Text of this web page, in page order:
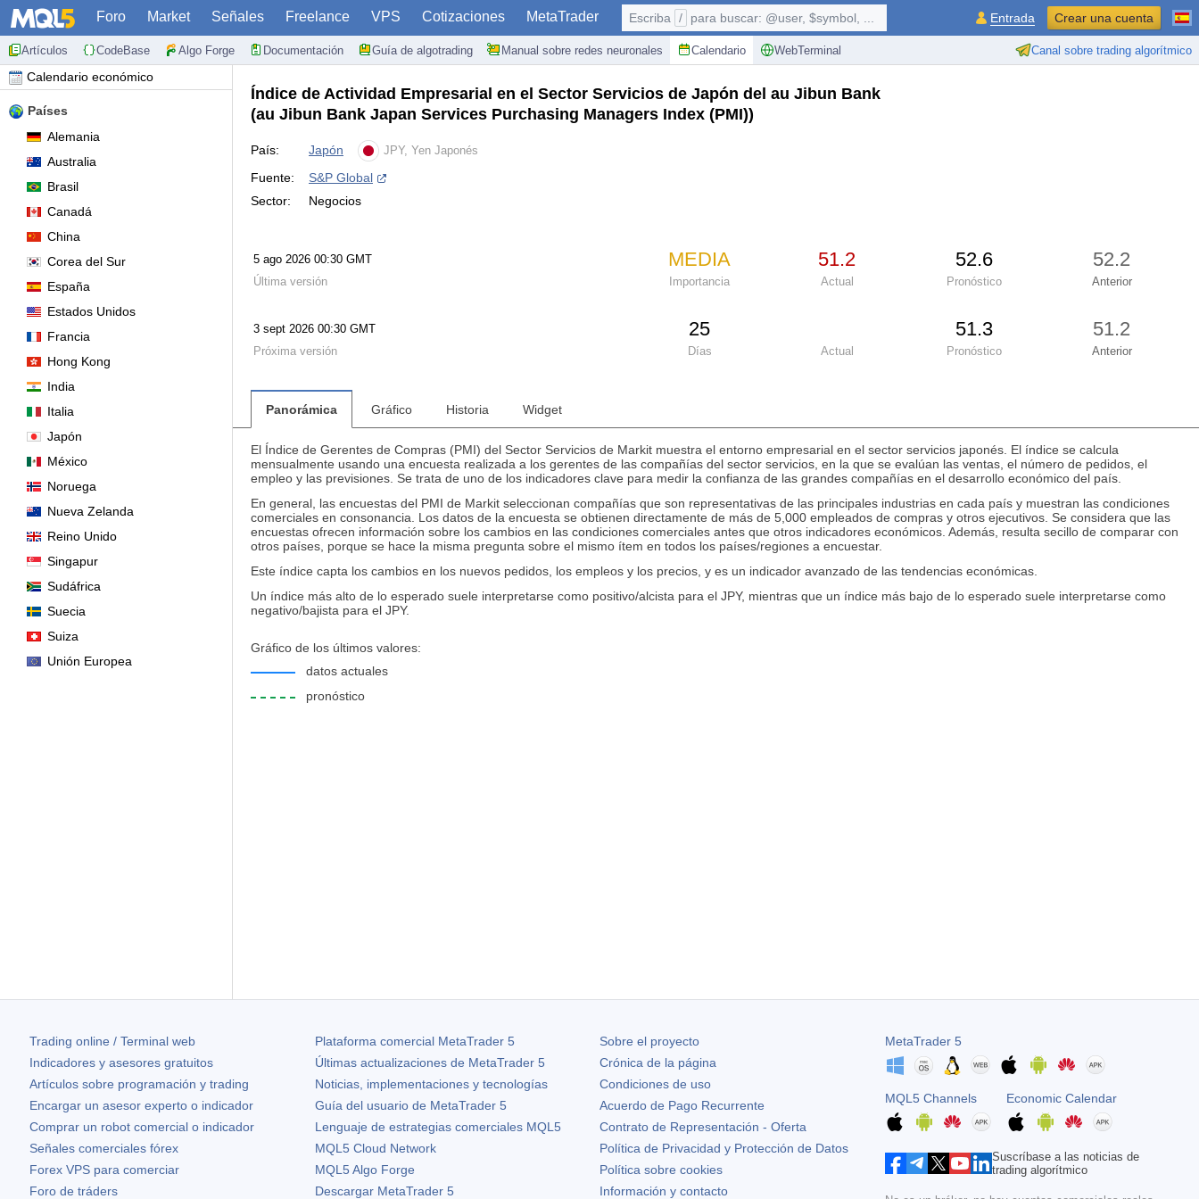
Foro Market Señales Freelance VPS Cotizaciones MetaTrader
Artículos CodeBase Algo Forge Documentación Guía de algotrading Manual sobre redes neuronales Calendario WebTerminal Canal sobre trading algorítmico
Escriba / para buscar: @user, $symbol, ... Entrada Crear una cuenta
Calendario económico
Países
Alemania
Australia
Brasil
Canadá
China
Corea del Sur
España
Estados Unidos
Francia
Hong Kong
India
Italia
Japón
México
Noruega
Nueva Zelanda
Reino Unido
Singapur
Sudáfrica
Suecia
Suiza
Unión Europea
Índice de Actividad Empresarial en el Sector Servicios de Japón del au Jibun Bank
(au Jibun Bank Japan Services Purchasing Managers Index (PMI))
País: Japón JPY, Yen Japonés
Fuente:
S&P Global
Sector:
Negocios
5 ago 2026 00:30 GMT MEDIA 51.2 52.6 52.2
Última versión Importancia Actual Pronóstico Anterior
3 sept 2026 00:30 GMT 25 51.3 51.2
Próxima versión Días Actual Pronóstico Anterior
Panorámica Gráfico Historia Widget
El Índice de Gerentes de Compras (PMI) del Sector Servicios de Markit muestra el entorno empresarial en el sector servicios japonés. El índice se calcula
mensualmente usando una encuesta realizada a los gerentes de las compañías del sector servicios, en la que se evalúan las ventas, el número de pedidos, el
empleo y las previsiones. Se trata de uno de los indicadores clave para medir la confianza de las grandes compañías en el desarrollo económico del país.
En general, las encuestas del PMI de Markit seleccionan compañías que son representativas de las principales industrias en cada país y muestran las condiciones
comerciales en consonancia. Los datos de la encuesta se obtienen directamente de más de 5,000 empleados de compras y otros ejecutivos. Se considera que las
encuestas ofrecen información sobre los cambios en las condiciones comerciales antes que otros indicadores económicos. Además, resulta secillo de comparar con
otros países, porque se hace la misma pregunta sobre el mismo ítem en todos los países/regiones a encuestar.
Este índice capta los cambios en los nuevos pedidos, los empleos y los precios, y es un indicador avanzado de las tendencias económicas.
Un índice más alto de lo esperado suele interpretarse como positivo/alcista para el JPY, mientras que un índice más bajo de lo esperado suele interpretarse como
negativo/bajista para el JPY.
Gráfico de los últimos valores:
datos actuales
pronóstico
Trading online / Terminal web
Indicadores y asesores gratuitos
Artículos sobre programación y trading
Encargar un asesor experto o indicador
Comprar un robot comercial o indicador
Señales comerciales fórex
Forex VPS para comerciar
Foro de tráders
Plataforma comercial MetaTrader 5
Últimas actualizaciones de MetaTrader 5
Noticias, implementaciones y tecnologías
Guía del usuario de MetaTrader 5
Lenguaje de estrategias comerciales MQL5
MQL5 Cloud Network
MQL5 Algo Forge
Descargar MetaTrader 5
Sobre el proyecto
Crónica de la página
Condiciones de uso
Acuerdo de Pago Recurrente
Contrato de Representación - Oferta
Política de Privacidad y Protección de Datos
Política sobre cookies
Información y contacto
MetaTrader 5
MQL5 Channels Economic Calendar
Suscríbase a las noticias de
trading algorítmico